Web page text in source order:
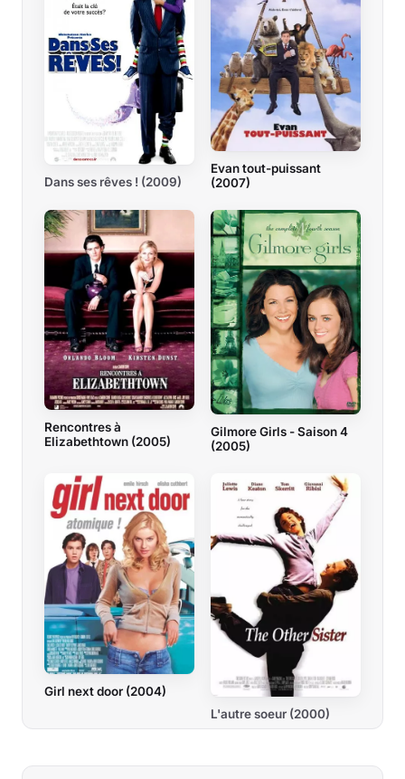
Dans ses rêves ! (2009)
Evan tout-puissant
(2007)
Rencontres à
Elizabethtown (2005)
Gilmore Girls - Saison 4
(2005)
Girl next door (2004)
L'autre soeur (2000)